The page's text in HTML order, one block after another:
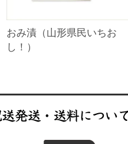
おみ漬（山形県民いちお
し！）